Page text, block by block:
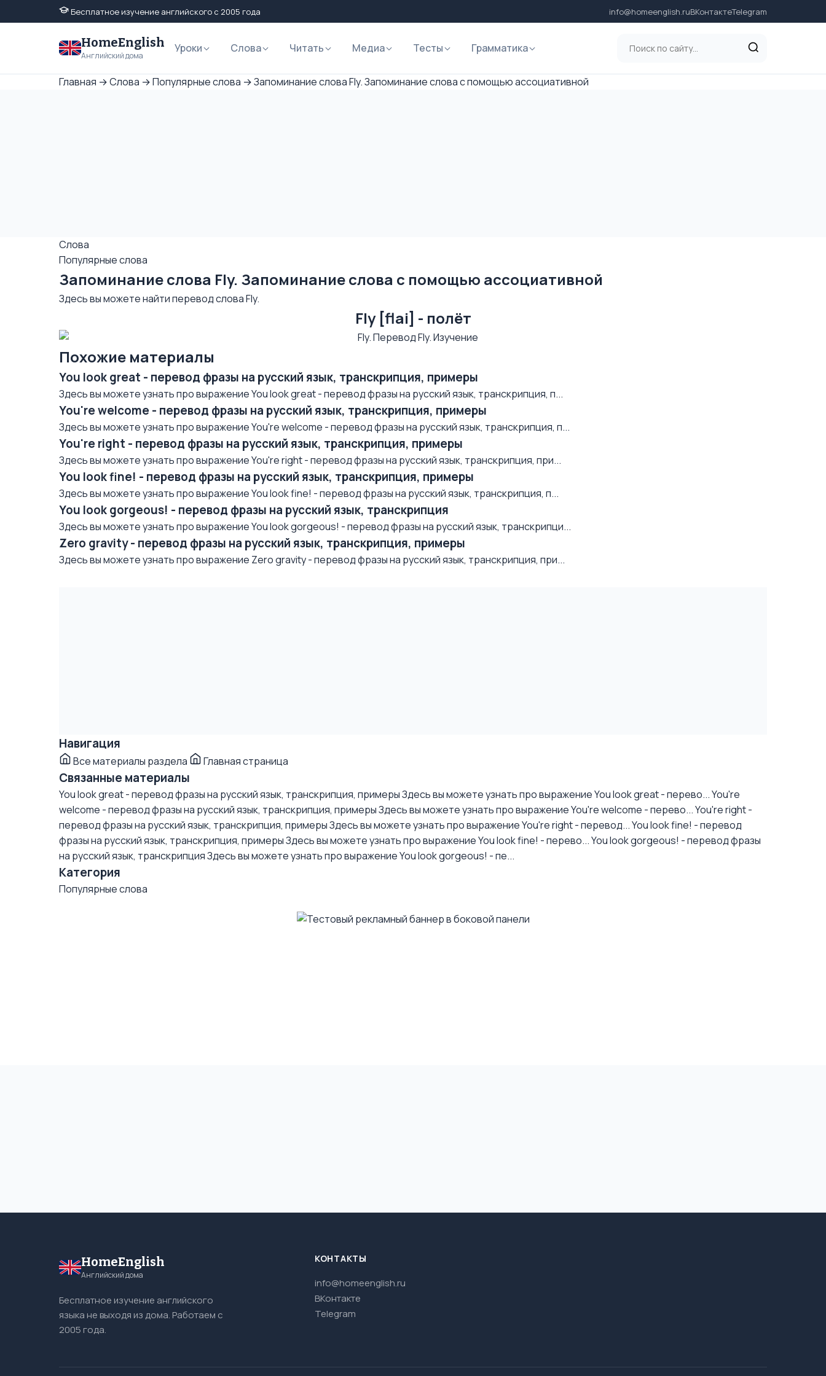
Бесплатное изучение английского с 2005 года info@homeenglish.ruВКонтактеTelegram
HomeEnglish
Английский дома
Уроки Слова Читать Медиа Тесты Грамматика
Главная →Слова →Популярные слова →Запоминание слова Fly. Запоминание слова с помощью ассоциативной
Слова
Популярные слова
Запоминание слова Fly. Запоминание слова с помощью ассоциативной
Здесь вы можете найти перевод слова Fly.
Fly [flai] - полёт
Похожие материалы
You look great - перевод фразы на русский язык, транскрипция, примеры
Здесь вы можете узнать про выражение You look great - перевод фразы на русский язык, транскрипция, п...
You're welcome - перевод фразы на русский язык, транскрипция, примеры
Здесь вы можете узнать про выражение You're welcome - перевод фразы на русский язык, транскрипция, п...
You're right - перевод фразы на русский язык, транскрипция, примеры
Здесь вы можете узнать про выражение You're right - перевод фразы на русский язык, транскрипция, при...
You look fine! - перевод фразы на русский язык, транскрипция, примеры
Здесь вы можете узнать про выражение You look fine! - перевод фразы на русский язык, транскрипция, п...
You look gorgeous! - перевод фразы на русский язык, транскрипция
Здесь вы можете узнать про выражение You look gorgeous! - перевод фразы на русский язык, транскрипци...
Zero gravity - перевод фразы на русский язык, транскрипция, примеры
Здесь вы можете узнать про выражение Zero gravity - перевод фразы на русский язык, транскрипция, при...
Навигация
Все материалы раздела Главная страница
Связанные материалы
You look great - перевод фразы на русский язык, транскрипция, примерыЗдесь вы можете узнать про выражение You look great - перево...You're
welcome - перевод фразы на русский язык, транскрипция, примерыЗдесь вы можете узнать про выражение You're welcome - перево...You're right -
перевод фразы на русский язык, транскрипция, примерыЗдесь вы можете узнать про выражение You're right - перевод...You look fine! - перевод
фразы на русский язык, транскрипция, примерыЗдесь вы можете узнать про выражение You look fine! - перево...You look gorgeous! - перевод фразы
на русский язык, транскрипцияЗдесь вы можете узнать про выражение You look gorgeous! - пе...
Категория
Популярные слова
HomeEnglish
Английский дома
Бесплатное изучение английского
языка не выходя из дома. Работаем с
2005 года.
КОНТАКТЫ
info@homeenglish.ru
ВКонтакте
Telegram